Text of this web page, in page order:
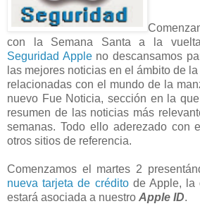
con la Semana Santa a la
Seguridad Appleno descansamos
las mejores noticias en el ámbito de
relacionadas con el mundo de la
nuevo Fue Noticia, sección en la
resumen de las noticias más
semanas. Todo ello aderezado con
otros sitios de referencia.
Comenzamos el martes 2
nueva tarjeta de crédito de Apple, la
estará asociada a nuestro Apple ID.